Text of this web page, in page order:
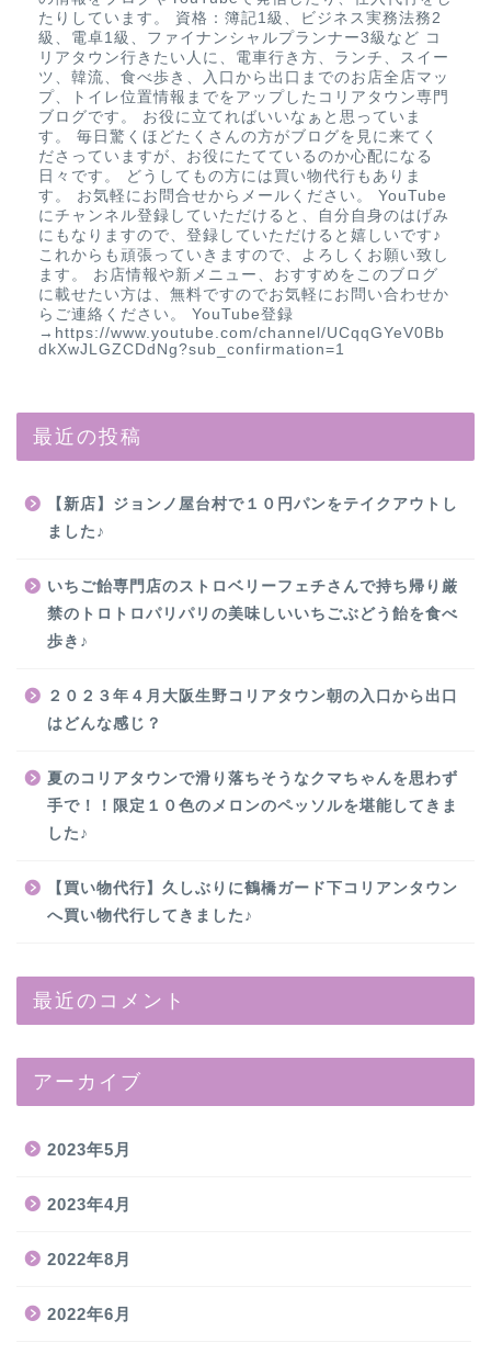
たりしています。 資格：簿記1級、ビジネス実務法務2
級、電卓1級、ファイナンシャルプランナー3級など コ
リアタウン行きたい人に、電車行き方、ランチ、スイー
ツ、韓流、食べ歩き、入口から出口までのお店全店マッ
プ、トイレ位置情報までをアップしたコリアタウン専門
ブログです。 お役に立てればいいなぁと思っていま
す。 毎日驚くほどたくさんの方がブログを見に来てく
ださっていますが、お役にたてているのか心配になる
日々です。 どうしてもの方には買い物代行もありま
す。 お気軽にお問合せからメールください。 YouTube
にチャンネル登録していただけると、自分自身のはげみ
にもなりますので、登録していただけると嬉しいです♪
これからも頑張っていきますので、よろしくお願い致し
ます。 お店情報や新メニュー、おすすめをこのブログ
に載せたい方は、無料ですのでお気軽にお問い合わせか
らご連絡ください。 YouTube登録
→https://www.youtube.com/channel/UCqqGYeV0Bb
dkXwJLGZCDdNg?sub_confirmation=1
最近の投稿
【新店】ジョンノ屋台村で１０円パンをテイクアウトし
ました♪
いちご飴専門店のストロベリーフェチさんで持ち帰り厳
禁のトロトロパリパリの美味しいいちごぶどう飴を食べ
歩き♪
２０２３年４月大阪生野コリアタウン朝の入口から出口
はどんな感じ？
夏のコリアタウンで滑り落ちそうなクマちゃんを思わず
手で！！限定１０色のメロンのペッソルを堪能してきま
した♪
【買い物代行】久しぶりに鶴橋ガード下コリアンタウン
へ買い物代行してきました♪
最近のコメント
アーカイブ
2023年5月
2023年4月
2022年8月
2022年6月